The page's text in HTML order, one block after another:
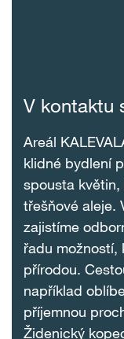
V kontaktu
Areál
klidné bydlení
spousta
třešňové aleje.
zajistíme
řadu možností,
přírodou.
například
příjemnou
Židenický